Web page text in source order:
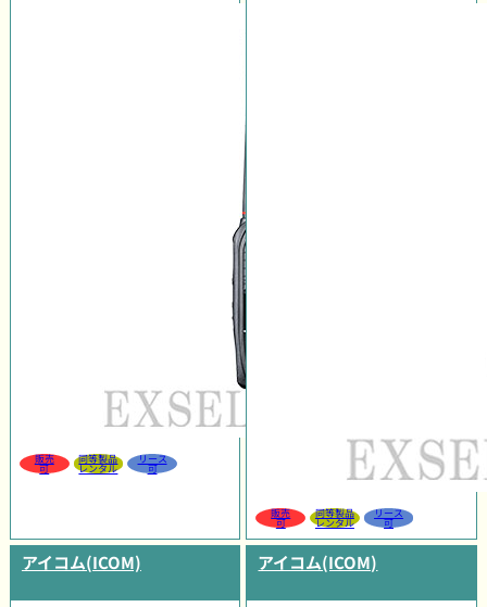
販売
可
同等製品
レンタル
リース
可
販売
可
同等製品
レンタル
リース
可
アイコム(ICOM) アイコム(ICOM)